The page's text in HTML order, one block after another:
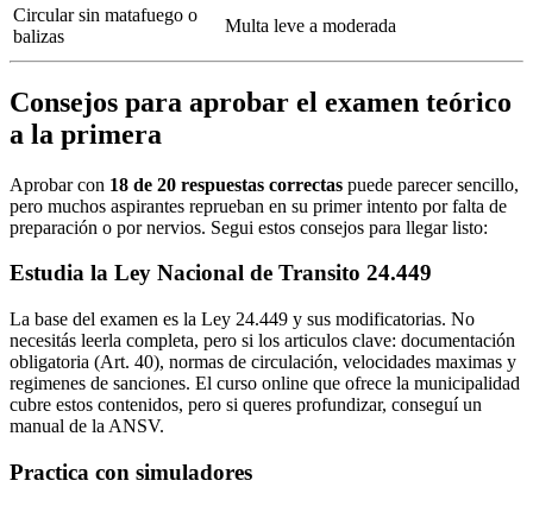
Circular sin matafuego o
balizas
Multa leve a moderada
Consejos para aprobar el examen teórico
a la primera
Aprobar con 18 de 20 respuestas correctas puede parecer sencillo,
pero muchos aspirantes reprueban en su primer intento por falta de
preparación o por nervios. Segui estos consejos para llegar listo:
Estudia la Ley Nacional de Transito 24.449
La base del examen es la Ley 24.449 y sus modificatorias. No
necesitás leerla completa, pero si los articulos clave: documentación
obligatoria (Art. 40), normas de circulación, velocidades maximas y
regimenes de sanciones. El curso online que ofrece la municipalidad
cubre estos contenidos, pero si queres profundizar, conseguí un
manual de la ANSV.
Practica con simuladores